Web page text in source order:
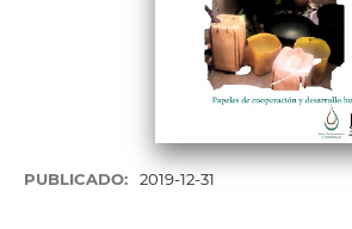
PUBLICADO: 2019-12-31